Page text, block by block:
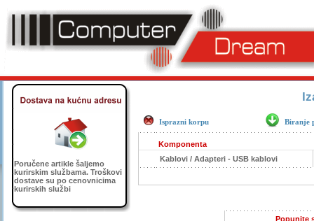
Poručene artikle šaljemo
kurirskim službama. Troškovi
dostave su po cenovnicima
kurirskih službi
Isprazni korpu Biranje
Komponenta
Kablovi / Adapteri - USB kablovi
Popunite